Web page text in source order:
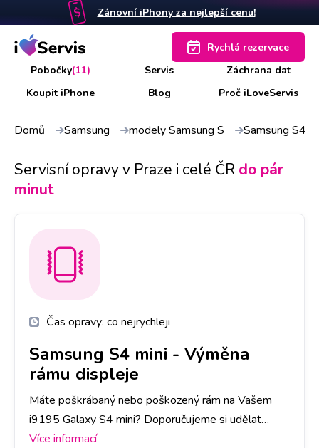
Zánovní iPhony za nejlepší cenu!
Pobočky(11) Servis
Záchrana dat
Koupit iPhone
Blog Proč iLoveServis
Rychlá rezervace
Domů Samsung modely Samsung S Samsung S4
Servisní opravy v Praze i celé ČR do pár
minut
Čas opravy: co nejrychleji
Samsung S4 mini - Výměna
rámu displeje
Máte poškrábaný nebo poškozený rám na Vašem
i9195 Galaxy S4 mini? Doporučujeme si udělat
rezervaci nebo zavolat na vybranou pobočku. Do
Více informací